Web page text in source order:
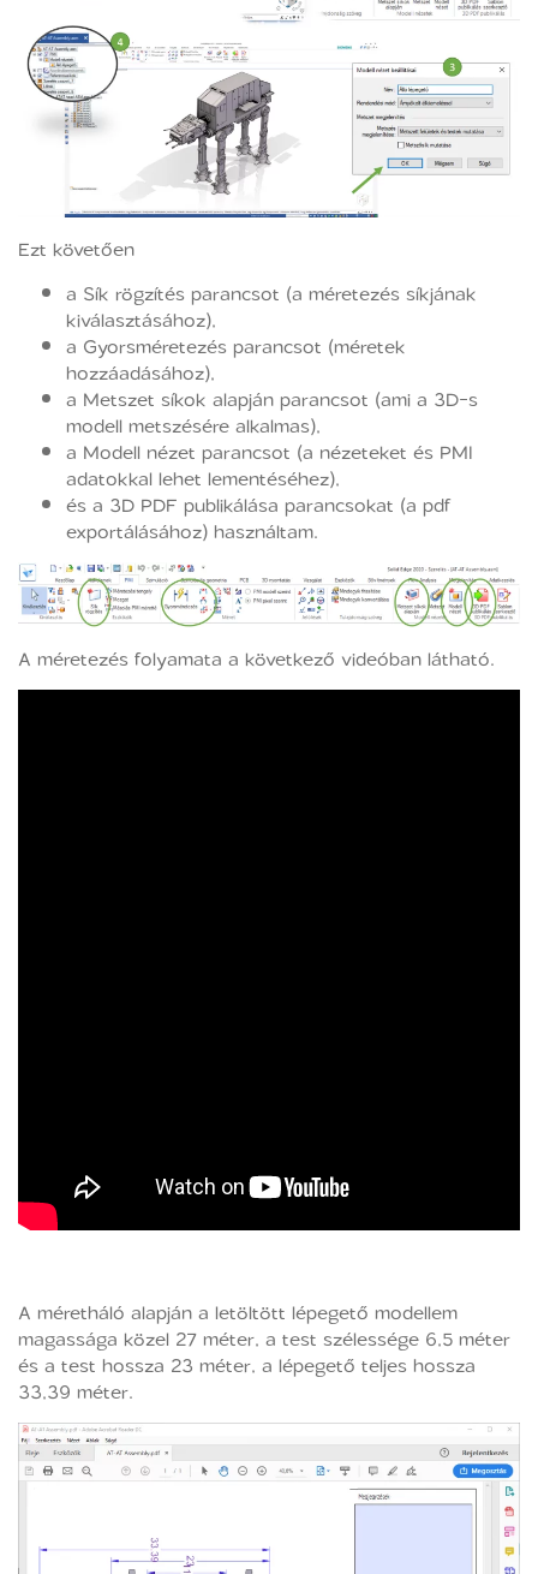
Ezt követően
a Sík rögzítés parancsot (a méretezés síkjának
kiválasztásához),
a Gyorsméretezés parancsot (méretek
hozzáadásához),
a Metszet síkok alapján parancsot (ami a 3D-s
modell metszésére alkalmas),
a Modell nézet parancsot (a nézeteket és PMI
adatokkal lehet lementéséhez),
és a 3D PDF publikálása parancsokat (a pdf
exportálásához) használtam.
A méretezés folyamata a következő videóban látható.
A méretháló alapján a letöltött lépegető modellem
magassága közel 27 méter, a test szélessége 6,5 méter
és a test hossza 23 méter, a lépegető teljes hossza
33,39 méter.